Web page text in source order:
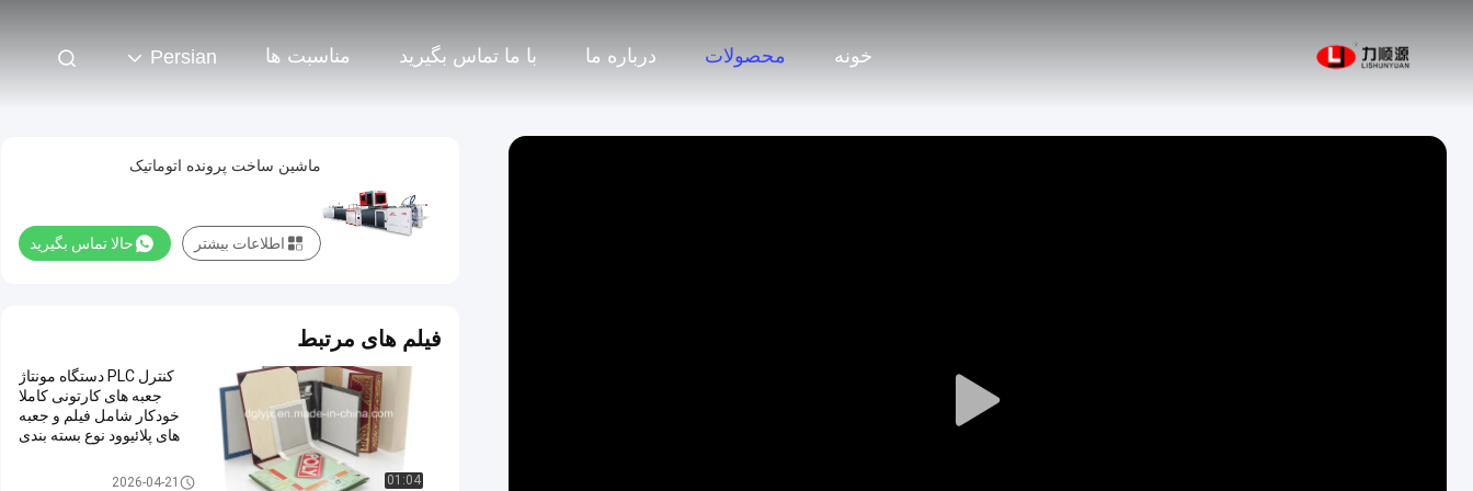
خونه محصولات درباره ما با ما تماس بگیرید مناسبت ها Persian
Play
ماشین ساخت پرونده اتوماتیک
حالا تماس بگیرید اطلاعات بیشتر
فیلم های مرتبط
01:04
کنترل PLC دستگاه مونتاژ
جعبه های کارتونی کاملا
خودکار شامل فیلم و جعبه
های پلائیوود نوع بسته بندی
Cardboard Box Making Machi
2026-04-21